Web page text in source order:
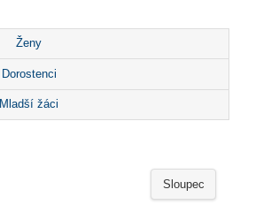
Ženy
Dorostenci
Mladší žáci
Sloupec